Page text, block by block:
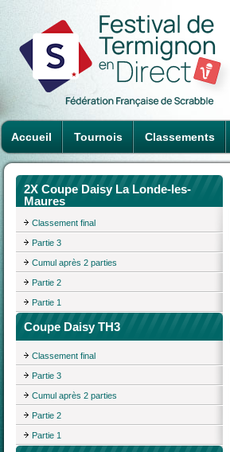
Accueil Tournois Classements
2X Coupe Daisy La Londe-les-
Maures
Classement final
Partie 3
Cumul après 2 parties
Partie 2
Partie 1
Coupe Daisy TH3
Classement final
Partie 3
Cumul après 2 parties
Partie 2
Partie 1